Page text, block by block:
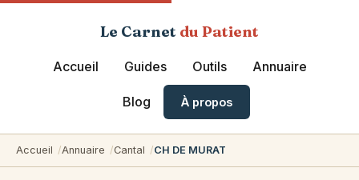
Le Carnet du Patient
Accueil Guides Outils Annuaire
Blog À propos
Accueil Annuaire Cantal CH DE MURAT